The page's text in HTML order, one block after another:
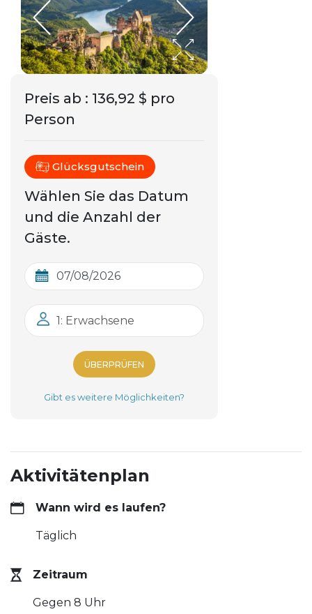
Preis ab : 136,92 $ pro
Person
Glücksgutschein
Wählen Sie das Datum
und die Anzahl der
Gäste.
1: Erwachsene
ÜBERPRÜFEN
Gibt es weitere Möglichkeiten?
Aktivitätenplan
Wann wird es laufen?
Täglich
Zeitraum
Gegen 8 Uhr